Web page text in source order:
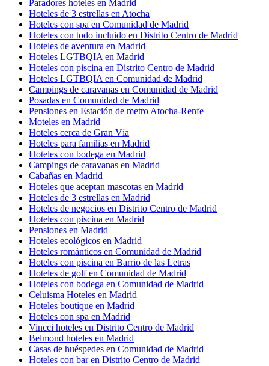
Paradores hoteles en Madrid
Hoteles de 3 estrellas en Atocha
Hoteles con spa en Comunidad de Madrid
Hoteles con todo incluido en Distrito Centro de Madrid
Hoteles de aventura en Madrid
Hoteles LGTBQIA en Madrid
Hoteles con piscina en Distrito Centro de Madrid
Hoteles LGTBQIA en Comunidad de Madrid
Campings de caravanas en Comunidad de Madrid
Posadas en Comunidad de Madrid
Pensiones en Estación de metro Atocha-Renfe
Moteles en Madrid
Hoteles cerca de Gran Vía
Hoteles para familias en Madrid
Hoteles con bodega en Madrid
Campings de caravanas en Madrid
Cabañas en Madrid
Hoteles que aceptan mascotas en Madrid
Hoteles de 3 estrellas en Madrid
Hoteles de negocios en Distrito Centro de Madrid
Hoteles con piscina en Madrid
Pensiones en Madrid
Hoteles ecológicos en Madrid
Hoteles románticos en Comunidad de Madrid
Hoteles con piscina en Barrio de las Letras
Hoteles de golf en Comunidad de Madrid
Hoteles con bodega en Comunidad de Madrid
Celuisma Hoteles en Madrid
Hoteles boutique en Madrid
Hoteles con spa en Madrid
Vincci hoteles en Distrito Centro de Madrid
Belmond hoteles en Madrid
Casas de huéspedes en Comunidad de Madrid
Hoteles con bar en Distrito Centro de Madrid